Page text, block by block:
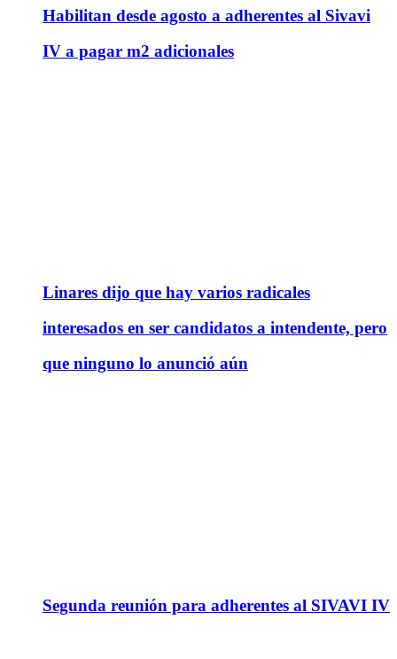
Habilitan desde agosto a adherentes al Sivavi
IV a pagar m2 adicionales
Linares dijo que hay varios radicales
interesados en ser candidatos a intendente, pero
que ninguno lo anunció aún
Segunda reunión para adherentes al SIVAVI IV